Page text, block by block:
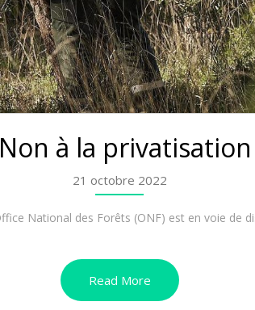
à la privatisation
21 octobre 2022
National des Forêts (ONF) est en voie de
Read More